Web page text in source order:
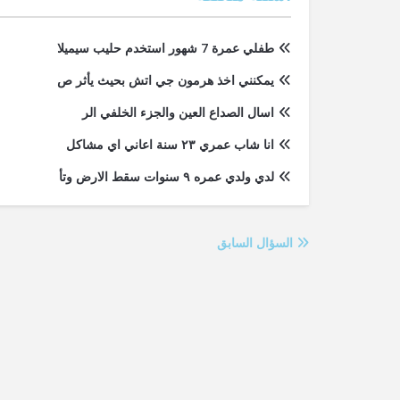
طفلي عمرة 7 شهور استخدم حليب سيميلا
يمكنني اخذ هرمون جي اتش بحيث يأثر ص
اسال الصداع العين والجزء الخلفي الر
انا شاب عمري ٢٣ سنة اعاني اي مشاكل
لدي ولدي عمره ٩ سنوات سقط الارض وتأ
السؤال السابق